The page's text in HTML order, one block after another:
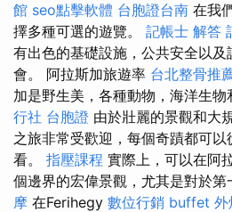
館 seo點擊軟體 台胞證台南 在我
擇多種可選的遊覽。 記帳士 解答
有出色的基礎設施，公共安全以
會。 阿拉斯加旅遊率 台北整骨推
加是野生美，各種動物，海洋生物
行社 台胞證 由於壯麗的景觀和大
之旅非常受歡迎，每個奇蹟都可
看。 指壓課程 實際上，可以在阿
個邊界的宏偉景觀，尤其是對於第
摩 在Ferihegy 數位行銷 buffet 外